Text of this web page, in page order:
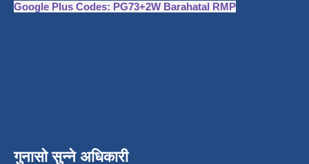
Google Plus Codes: PG73+2W Barahatal RMP
गुनासो सुन्ने अधिकारी